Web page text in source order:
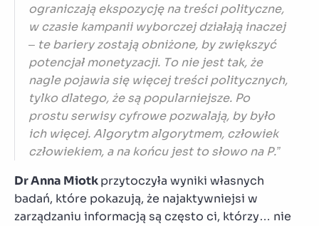
ograniczają ekspozycję na treści polityczne,
w czasie kampanii wyborczej działają inaczej
– te bariery zostają obniżone, by zwiększyć
potencjał monetyzacji. To nie jest tak, że
nagle pojawia się więcej treści politycznych,
tylko dlatego, że są popularniejsze. Po
prostu serwisy cyfrowe pozwalają, by było
ich więcej. Algorytm algorytmem, człowiek
człowiekiem, a na końcu jest to słowo na P.”
Dr Anna Miotkprzytoczyła wyniki własnych
badań, które pokazują, że najaktywniejsi w
zarządzaniu informacją są często ci, którzy… nie